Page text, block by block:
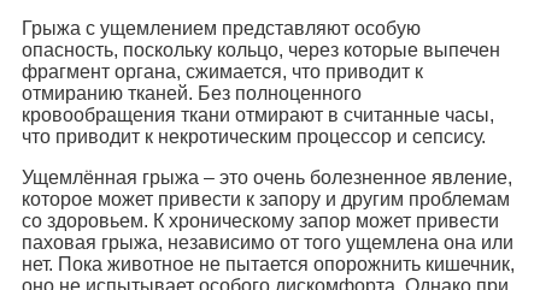
Грыжа с ущемлением представляют особую
опасность, поскольку кольцо, через которые выпечен
фрагмент органа, сжимается, что приводит к
отмиранию тканей. Без полноценного
кровообращения ткани отмирают в считанные часы,
что приводит к некротическим процессор и сепсису.
Ущемлённая грыжа – это очень болезненное явление,
которое может привести к запору и другим проблемам
со здоровьем. К хроническому запор может привести
паховая грыжа, независимо от того ущемлена она или
нет. Пока животное не пытается опорожнить кишечник,